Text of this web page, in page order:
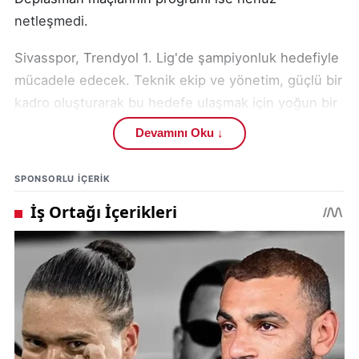
netleşmedi.
Sivasspor, Trendyol 1. Lig'de şampiyonluk hedefiyle
mücadele edecek. Teknik ekip ve yönetim, güçlü bir
kadro oluşturarak bu hedefe ulaşmak için yoğun bir
hazırlık içerisinde. Takım , taraftarlarına güven
veriyor ve sezon boyunca istikrarlı bir performans
sergilemeyi amaçlıyor.
Sivasspor, taraftarlarının desteğiyle Trendyol 1.
Lig'de başarılı bir sezon geçirmeyi hedefliyor.
Sivasspor 'un yolunda başarılar dileriz.
Devamını Oku ↓
SPONSORLU IÇERIK